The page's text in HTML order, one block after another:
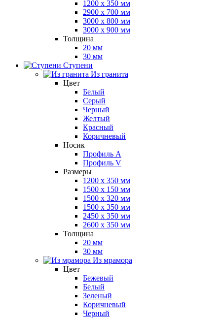
1200 x 350 мм
2900 x 700 мм
3000 x 800 мм
3000 x 900 мм
Толщина
20 мм
30 мм
Ступени
Из гранита
Цвет
Белый
Серый
Черный
Желтый
Красный
Коричневый
Носик
Профиль A
Профиль V
Размеры
1200 x 350 мм
1500 x 150 мм
1500 x 320 мм
1500 x 350 мм
2450 x 350 мм
2600 x 350 мм
Толщина
20 мм
30 мм
Из мрамора
Цвет
Бежевый
Белый
Зеленый
Коричневый
Черный